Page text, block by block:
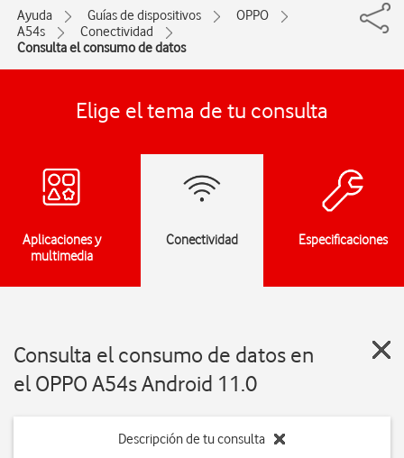
Ayuda Guías de dispositivos
OPPO
A54s
Conectividad
Consulta el consumo de datos
Elige el tema de tu consulta
Aplicaciones y
multimedia
Conectividad Especificaciones
Consulta el consumo de datos en
el OPPO A54s Android 11.0
Descripción de tu consulta